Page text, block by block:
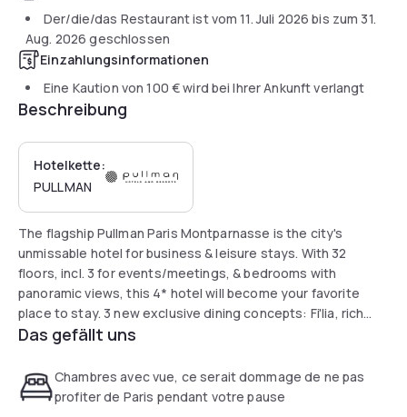
Der/die/das Restaurant ist vom11. Juli 2026 bis zum 31.
Aug. 2026 geschlossen
Einzahlungsinformationen
Eine Kaution von100 €wird bei Ihrer Ankunft verlangt
Beschreibung
Hotelkette:
PULLMAN
The flagship Pullman Paris Montparnasse is the city's
unmissable hotel for business & leisure stays. With 32
floors, incl. 3 for events/meetings, & bedrooms with
panoramic views, this 4* hotel will become your favorite
place to stay. 3 new exclusive dining concepts: Fi'lia, rich
Italian cuisine, Skybar Paris rooftop with superb view of the
brunches.
Das gefällt uns
Chambres avec vue, ce serait dommage de ne pas
profiter de Paris pendant votre pause